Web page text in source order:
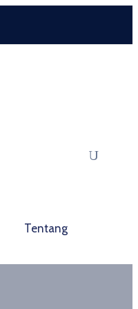
Tentang